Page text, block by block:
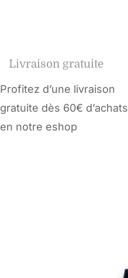
Livraison gratuite
Profitez d’une livraison
gratuite dès 60€ d’achats
en notre eshop